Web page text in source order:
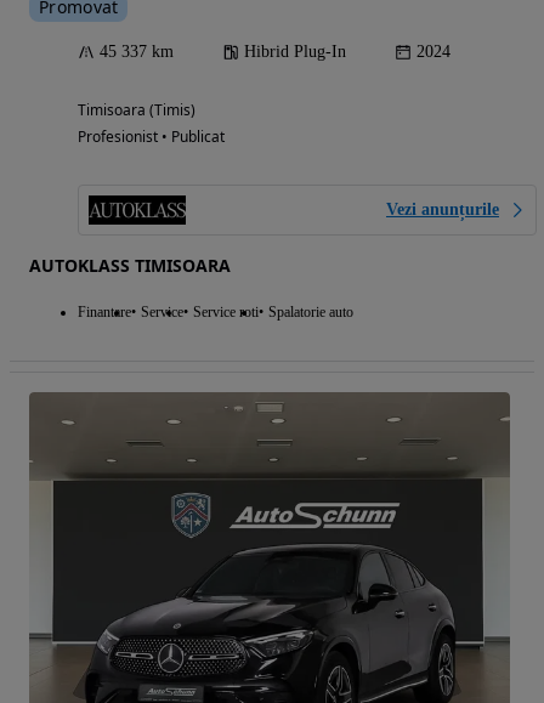
Promovat
45 337 km Hibrid Plug-In 2024
Timisoara (Timis)
Profesionist • Publicat
Vezi anunțurile
AUTOKLASS TIMISOARA
Finantare Service Service roti Spalatorie auto